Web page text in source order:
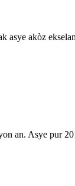
asye akòz
an. Asye pur